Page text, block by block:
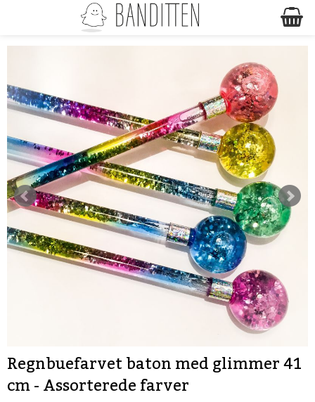
Regnbuefarvet baton med glimmer 41
cm - Assorterede farver